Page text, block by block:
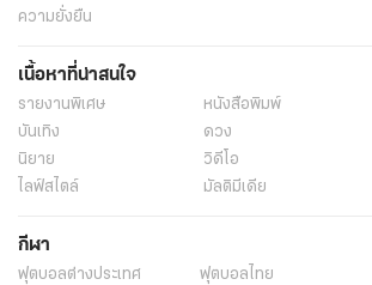
ความยั่งยืน
เนื้อหาที่น่าสนใจ
รายงานพิเศษ หนังสือพิมพ์
บันเทิง
ดวง
นิยาย
วิดีโอ
ไลฟ์สไตล์
มัลติมีเดีย
กีฬา
ฟุตบอลต่่างประเทศ ฟุตบอลไทย